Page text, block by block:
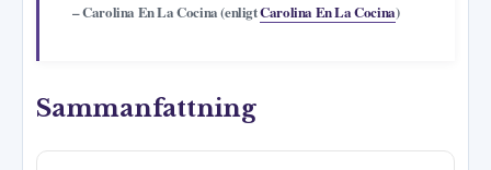
– Carolina En La Cocina (enligtCarolina En La Cocina)
Sammanfattning